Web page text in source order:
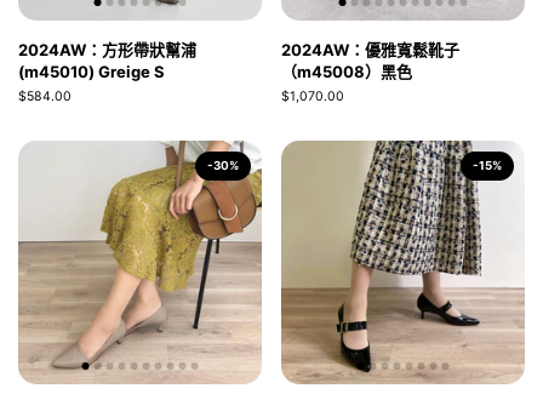
2024AW：方形帶狀幫浦
(m45010) Greige S
$584.00
2024AW：優雅寬鬆靴子
（m45008）黑色
$1,070.00
-30% -15%